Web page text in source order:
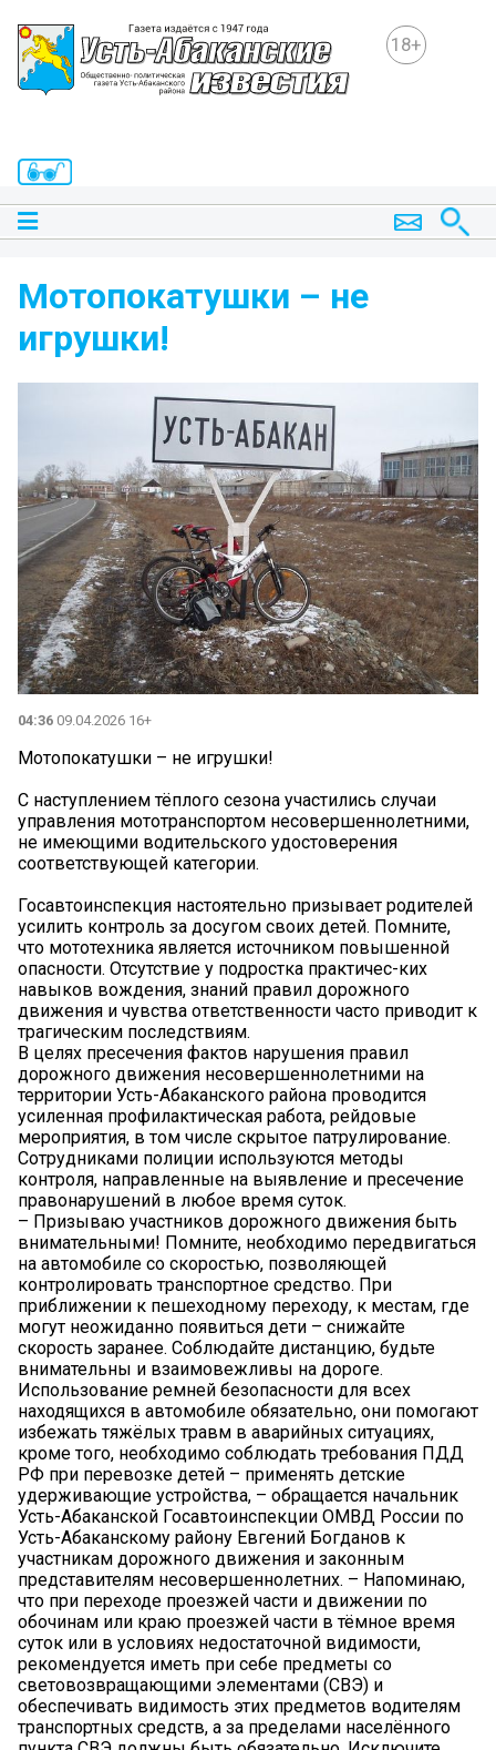
18+
Мотопокатушки – не
игрушки!
04:36 09.04.2026 16+
Мотопокатушки – не игрушки!
С наступлением тёплого сезона участились случаи
управления мототранспортом несовершеннолетними,
не имеющими водительского удостоверения
соответствующей категории.
Госавтоинспекция настоятельно призывает родителей
усилить контроль за досугом своих детей. Помните,
что мототехника является источником повышенной
опасности. Отсутствие у подростка практичес-ких
навыков вождения, знаний правил дорожного
движения и чувства ответственности часто приводит к
трагическим последствиям.
В целях пресечения фактов нарушения правил
дорожного движения несовершеннолетними на
территории Усть-Абаканского района проводится
усиленная профилактическая работа, рейдовые
мероприятия, в том числе скрытое патрулирование.
Сотрудниками полиции используются методы
контроля, направленные на выявление и пресечение
правонарушений в любое время суток.
– Призываю участников дорожного движения быть
внимательными! Помните, необходимо передвигаться
на автомобиле со скоростью, позволяющей
контролировать транспортное средство. При
приближении к пешеходному переходу, к местам, где
могут неожиданно появиться дети – снижайте
скорость заранее. Соблюдайте дистанцию, будьте
внимательны и взаимовежливы на дороге.
Использование ремней безопасности для всех
находящихся в автомобиле обязательно, они помогают
избежать тяжёлых травм в аварийных ситуациях,
кроме того, необходимо соблюдать требования ПДД
РФ при перевозке детей – применять детские
удерживающие устройства, – обращается начальник
Усть-Абаканской Госавтоинспекции ОМВД России по
Усть-Абаканскому району Евгений Богданов к
участникам дорожного движения и законным
представителям несовершеннолетних. – Напоминаю,
что при переходе проезжей части и движении по
обочинам или краю проезжей части в тёмное время
суток или в условиях недостаточной видимости,
рекомендуется иметь при себе предметы со
световозвращающими элементами (СВЭ) и
обеспечивать видимость этих предметов водителям
транспортных средств, а за пределами населённого